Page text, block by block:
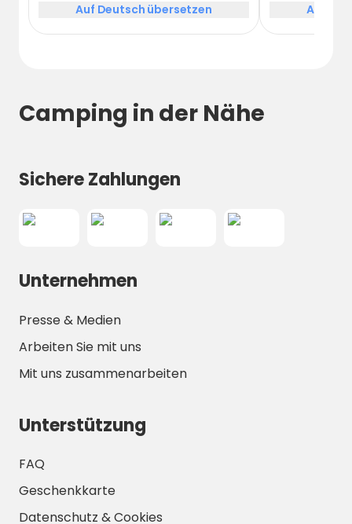
Auf Deutsch übersetzen Auf
Camping in der Nähe
Sichere Zahlungen
Unternehmen
Presse & Medien
Arbeiten Sie mit uns
Mit uns zusammenarbeiten
Unterstützung
FAQ
Geschenkkarte
Datenschutz & Cookies